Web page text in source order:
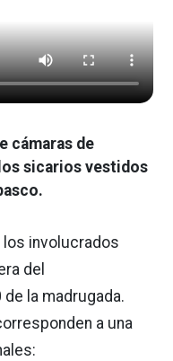
cámaras de
sicarios vestidos
involucrados
del
la madrugada.
a una